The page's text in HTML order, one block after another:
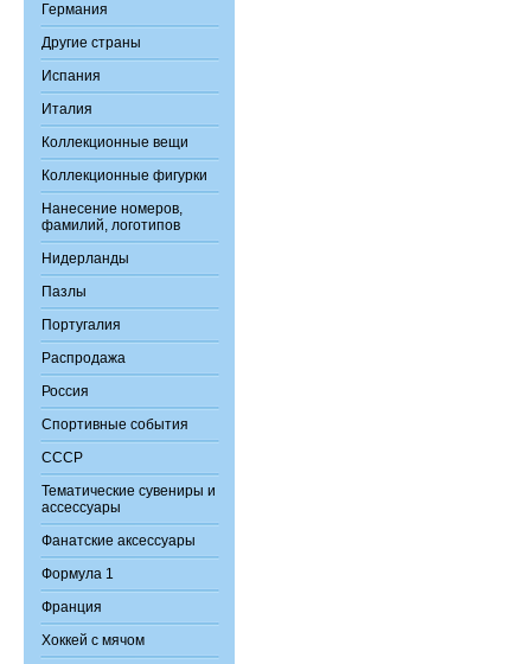
Германия
Другие страны
Испания
Италия
Коллекционные вещи
Коллекционные фигурки
Нанесение номеров,
фамилий, логотипов
Нидерланды
Пазлы
Португалия
Распродажа
Россия
Спортивные события
СССР
Тематические сувениры и
ассессуары
Фанатские аксессуары
Формула 1
Франция
Хоккей с мячом